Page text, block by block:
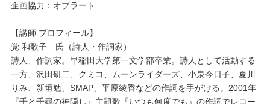
企画協力：オブラート
【講師 プロフィール】
覚 和歌子 氏（詩人・作詞家）
詩人、作詞家。早稲田大学第一文学部卒業。詩人として活動する
一方、沢田研二、クミコ、ムーンライダーズ、小泉今日子、夏川
りみ、新垣勉、SMAP、平原綾香などの作詞を手がける。2001年
『千と千尋の神隠し』主題歌『いつも何度でも』の作詞でレコー